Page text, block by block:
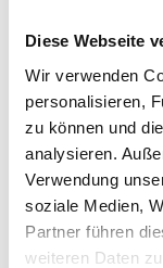
Diese Webseite
Wir verwenden
personalisieren,
zu können und
analysieren.
Verwendung
soziale Medien,
Partner führen
weiteren Daten
Berufskleidung
Tischwäsche,
von Hotels und
einen
Abholung und
auch für
Bettdecken,